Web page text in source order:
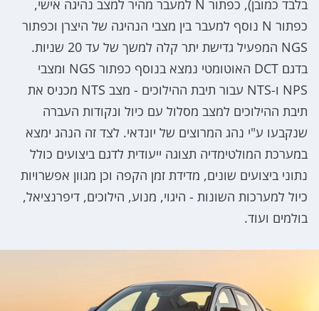
בלבד כמובן), כפתור N למעבר מהיר למצב נהיגה אישי,
כפתור N נוסף למעבר בין מצבי הנהיגה של היצרן וכפתור
NGS המפעיל גדישת יתר קלה למשך של עד 20 שניות.
בדגם DCT האוטומטי נמצא בנוסף כפתור NGS ומצבי
NPS ו-NTS עבור תיבת ההילוכים - מצב NTS מכניס את
תיבת ההילוכים למצב מסלול עם כיול ונקודות העברה
שנקבעו ע"י נהג המרוצים של יונדאי. לצד זה הנהג ימצא
במערכת המולטימדיה תצוגה ייעודית לדגם ביצועים כולל
נתוני ביצועים שונים, מדידת זמן הקפה וכן מגוון אפשרויות
כיול למערכות השונות - היגוי, מנוע, הילוכים, דיפרנציאל,
בולמים ועוד.